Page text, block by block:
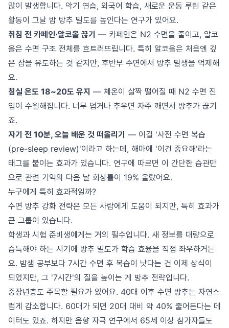
많이 발생합니다. 악기 연습, 외국어 학습, 새로운 운동 루틴 같은
활동이 그날 밤 방추 밀도를 높인다는 연구가 있어요.
취침 전 카페인·알코올 끊기 — 카페인은 N2 수면을 줄이고, 알코
올은 수면 구조 전체를 흐트러뜨립니다. 특히 알코올은 처음엔 깊
은 잠을 유도하는 것 같지만, 후반부 수면에서 방추 발생을 억제해
요.
침실 온도 18~20도 유지 — 체온이 살짝 떨어질 때 N2 수면 진
입이 수월해집니다. 너무 덥거나 추우면 자주 깨면서 방추가 끊기
죠.
자기 전 10분, 오늘 배운 것 떠올리기 — 이걸 '사전 수면 복습
(pre-sleep review)'이라고 하는데, 해마에 '이건 중요해'라는
태그를 붙이는 효과가 있습니다. 연구에 따르면 이 간단한 습관만
으로 관련 기억의 다음 날 회상률이 19% 올랐어요.
누구에게 특히 효과적일까?
수면 방추 강화 전략은 모든 사람에게 도움이 되지만, 특히 효과가
큰 그룹이 있습니다.
학생과 시험 준비생에게는 거의 필수입니다. 새 정보를 대량으로
습득해야 하는 시기에 방추 밀도가 학습 효율을 직접 좌우하거든
요. 밤샘 공부보다 7시간 수면 후 복습이 낫다는 건 이제 상식이
되었지만, 그 '7시간'의 질을 높이는 게 방추 전략입니다.
중장년층도 주목할 필요가 있어요. 40대 이후 수면 방추는 자연스
럽게 감소합니다. 60대가 되면 20대 대비 약 40% 줄어든다는 데
이터도 있죠. 하지만 음향 자극 연구에서 65세 이상 참가자들도